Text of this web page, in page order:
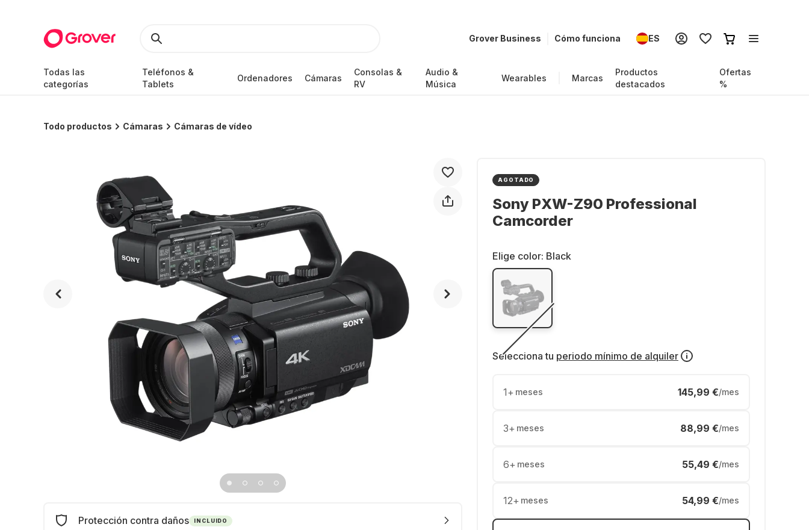
Grover Business Cómo funciona ES
Todas las
categorías
Teléfonos &
Tablets
Ordenadores Cámaras
Consolas &
RV
Audio &
Música
Wearables Marcas
Productos
destacados
Ofertas
%
Todo productos Cámaras Cámaras de vídeo
AGOTADO
Sony PXW-Z90 Professional
Camcorder
Elige color: Black
Selecciona tu periodo mínimo de alquiler
1+ meses 145,99 €/mes
3+ meses 88,99 €/mes
6+ meses 55,49 €/mes
12+ meses 54,99 €/mes
Protección contra daños INCLUIDO